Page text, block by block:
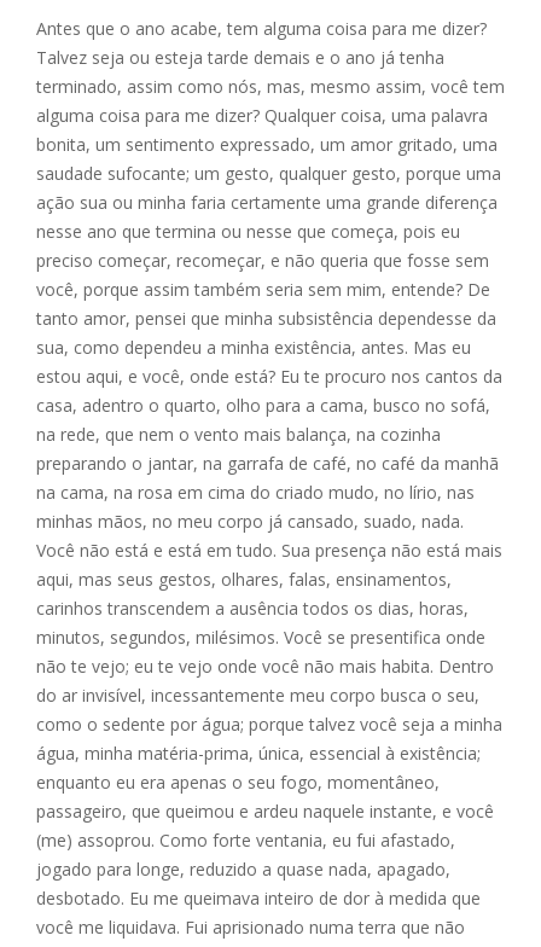
Antes que o ano acabe, tem alguma coisa para me dizer?
Talvez seja ou esteja tarde demais e o ano já tenha
terminado, assim como nós, mas, mesmo assim, você tem
alguma coisa para me dizer? Qualquer coisa, uma palavra
bonita, um sentimento expressado, um amor gritado, uma
saudade sufocante; um gesto, qualquer gesto, porque uma
ação sua ou minha faria certamente uma grande diferença
nesse ano que termina ou nesse que começa, pois eu
preciso começar, recomeçar, e não queria que fosse sem
você, porque assim também seria sem mim, entende? De
tanto amor, pensei que minha subsistência dependesse da
sua, como dependeu a minha existência, antes. Mas eu
estou aqui, e você, onde está? Eu te procuro nos cantos da
casa, adentro o quarto, olho para a cama, busco no sofá,
na rede, que nem o vento mais balança, na cozinha
preparando o jantar, na garrafa de café, no café da manhã
na cama, na rosa em cima do criado mudo, no lírio, nas
minhas mãos, no meu corpo já cansado, suado, nada.
Você não está e está em tudo. Sua presença não está mais
aqui, mas seus gestos, olhares, falas, ensinamentos,
carinhos transcendem a ausência todos os dias, horas,
minutos, segundos, milésimos. Você se presentifica onde
não te vejo; eu te vejo onde você não mais habita. Dentro
do ar invisível, incessantemente meu corpo busca o seu,
como o sedente por água; porque talvez você seja a minha
água, minha matéria-prima, única, essencial à existência;
enquanto eu era apenas o seu fogo, momentâneo,
passageiro, que queimou e ardeu naquele instante, e você
(me) assoprou. Como forte ventania, eu fui afastado,
jogado para longe, reduzido a quase nada, apagado,
desbotado. Eu me queimava inteiro de dor à medida que
você me liquidava. Fui aprisionado numa terra que não